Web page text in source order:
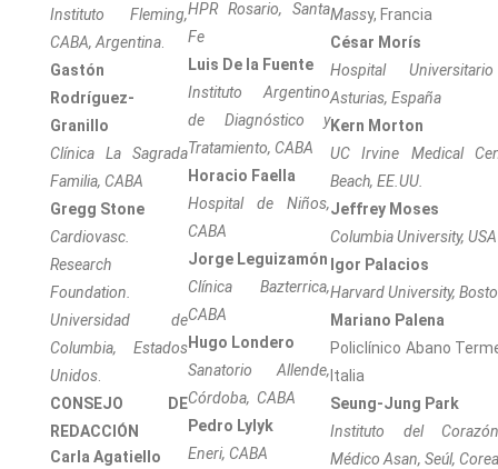
Instituto Fleming,
CABA, Argentina
Gastón
Rodríguez-
Granillo
Clínica La Sagrada
Familia, CABA
Gregg Stone
Cardiovasc.
Research
Foundation.
Universidad de
Columbia, Estados
Unidos
CONSEJO DE
REDACCIÓN
Carla Agatiello
HPR Rosario, Santa
Fe
Luis De la Fuente
Instituto Argentino
de Diagnóstico y
Tratamiento, CABA
Horacio Faella
Hospital de Niños,
CABA
Jorge Leguizamón
Clínica Bazterrica,
CABA
Hugo Londero
Sanatorio Allende,
Córdoba, CABA
Pedro Lylyk
Eneri, CABA
Massy, Francia
César Morís
Hospital
Asturias, España
Kern Morton
UC Irvine Medical
Beach, EE.UU.
Jeffrey Moses
Columbia University, USA
Igor Palacios
Harvard University,
Mariano Palena
Policlínico Abano
Italia
Seung-Jung Park
Instituto del
Médico Asan, Seúl,